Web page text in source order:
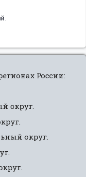
России:
округ.
округ.